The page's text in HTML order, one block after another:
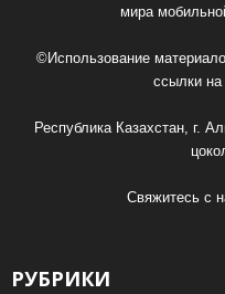
мира
©Использование
ссылки на
Республика Казахстан, г.
Свяжитесь с
РУБРИКИ